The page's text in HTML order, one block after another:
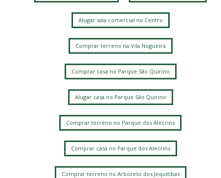
Alugar sala comercial no Centro
Comprar terreno na Vila Nogueira
Comprar casa no Parque São Quirino
Alugar casa no Parque São Quirino
Comprar terreno no Parque dos Alecrins
Comprar casa no Parque dos Alecrins
Comprar terreno no Arboreto dos Jequitibas